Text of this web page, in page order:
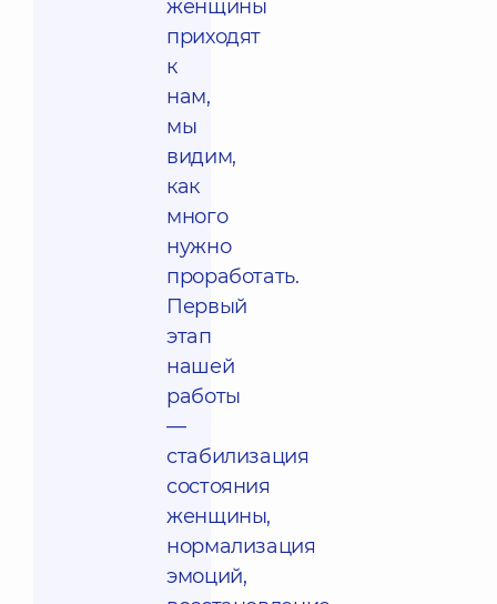
женщины
приходят
к
нам,
мы
видим,
как
много
нужно
проработать.
Первый
этап
нашей
работы
—
стабилизация
состояния
женщины,
нормализация
эмоций,